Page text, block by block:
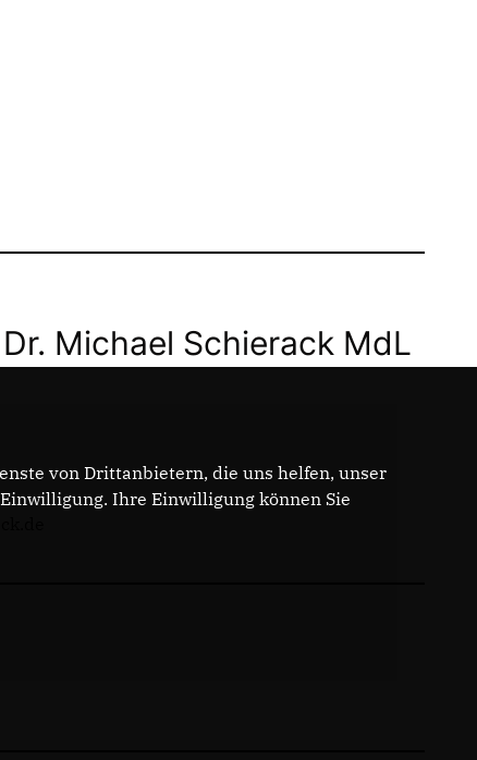
Michael Schierack MdL
von Drittanbietern, die uns helfen, unser
Ihre Einwilligung können Sie